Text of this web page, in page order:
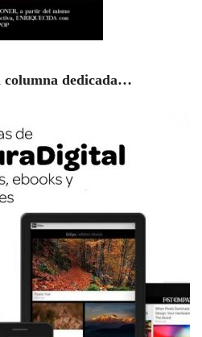
columna dedicada…